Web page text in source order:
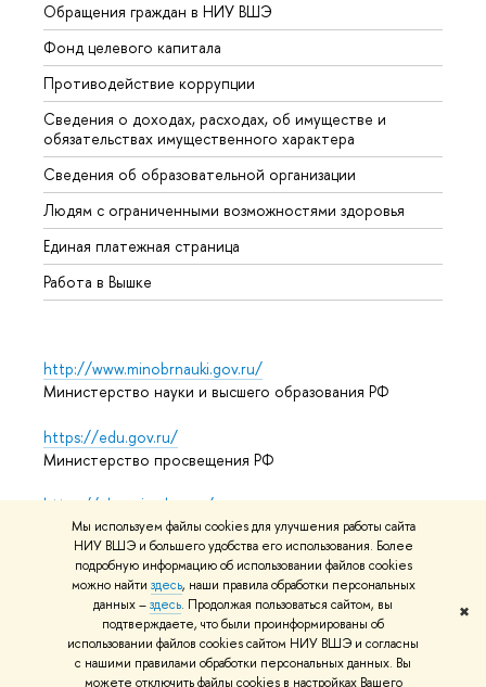
Мы используем файлы cookies для улучшения работы сайта
НИУ ВШЭ и большего удобства его использования. Более
подробную информацию об использовании файлов cookies
можно найти здесь, наши правила обработки персональных
данных –здесь. Продолжая пользоваться сайтом, вы
подтверждаете, что были проинформированы об
использовании файлов cookies сайтом НИУ ВШЭ и согласны
с нашими правилами обработки персональных данных. Вы
можете отключить файлы cookies в настройках Вашего
✖
Обращения граждан в НИУ ВШЭ
Фонд целевого капитала
Противодействие коррупции
Сведения о доходах, расходах, об имуществе и
обязательствах имущественного характера
Сведения об образовательной организации
Людям с ограниченными возможностями здоровья
Единая платежная страница
Работа в Вышке
http://www.minobrnauki.gov.ru/
Министерство науки и высшего образования РФ
https://edu.gov.ru/
Министерство просвещения РФ
https://elearning.hse.ru/mooc
Массовые открытые онлайн-курсы
© НИУ ВШЭ 1993–2026 Адреса и контактыУсловия
использования материаловПолитика конфиденциальности
Карта сайта